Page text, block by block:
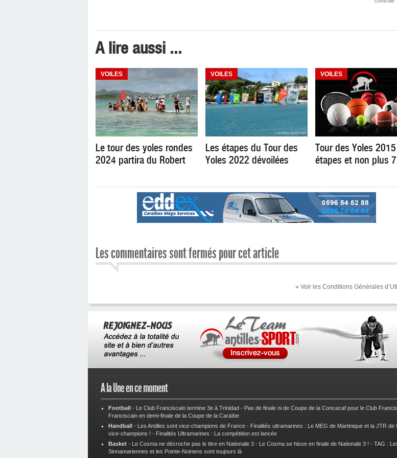
A lire aussi ...
VOILES
Le tour des yoles rondes
2024 partira du Robert
VOILES
Les étapes du Tour des
Yoles 2022 dévoilées
VOILES
Tour des Yoles
étapes et non plus 7
Les commentaires sont fermés pour cet article
» Voir les Conditions Générales
A la Une en ce moment
Football - Le Club Franciscain termine 3e à Trinidad - Pas de finale ni de Coupe de la Concacaf pour le Club
Franciscain en demi-finale de la Coupe de la Caraïbe
Handball - Les Antilles sont vice-champions de France - Finalités ultramarines : Le MEG de Martinique et la JTR de
vice-champions ! - Finalités Ultramarines : La compétition est lancée
Basket - Le Cosma ne décroche pas le titre en Nationale 3 - Le Cosma se hisse en finale de Nationale 3 ! - TAG :
Sinnamariennes et les Pointe-Noiriens sont toujours là